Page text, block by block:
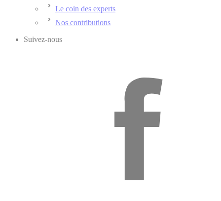
Le coin des experts
Nos contributions
Suivez-nous